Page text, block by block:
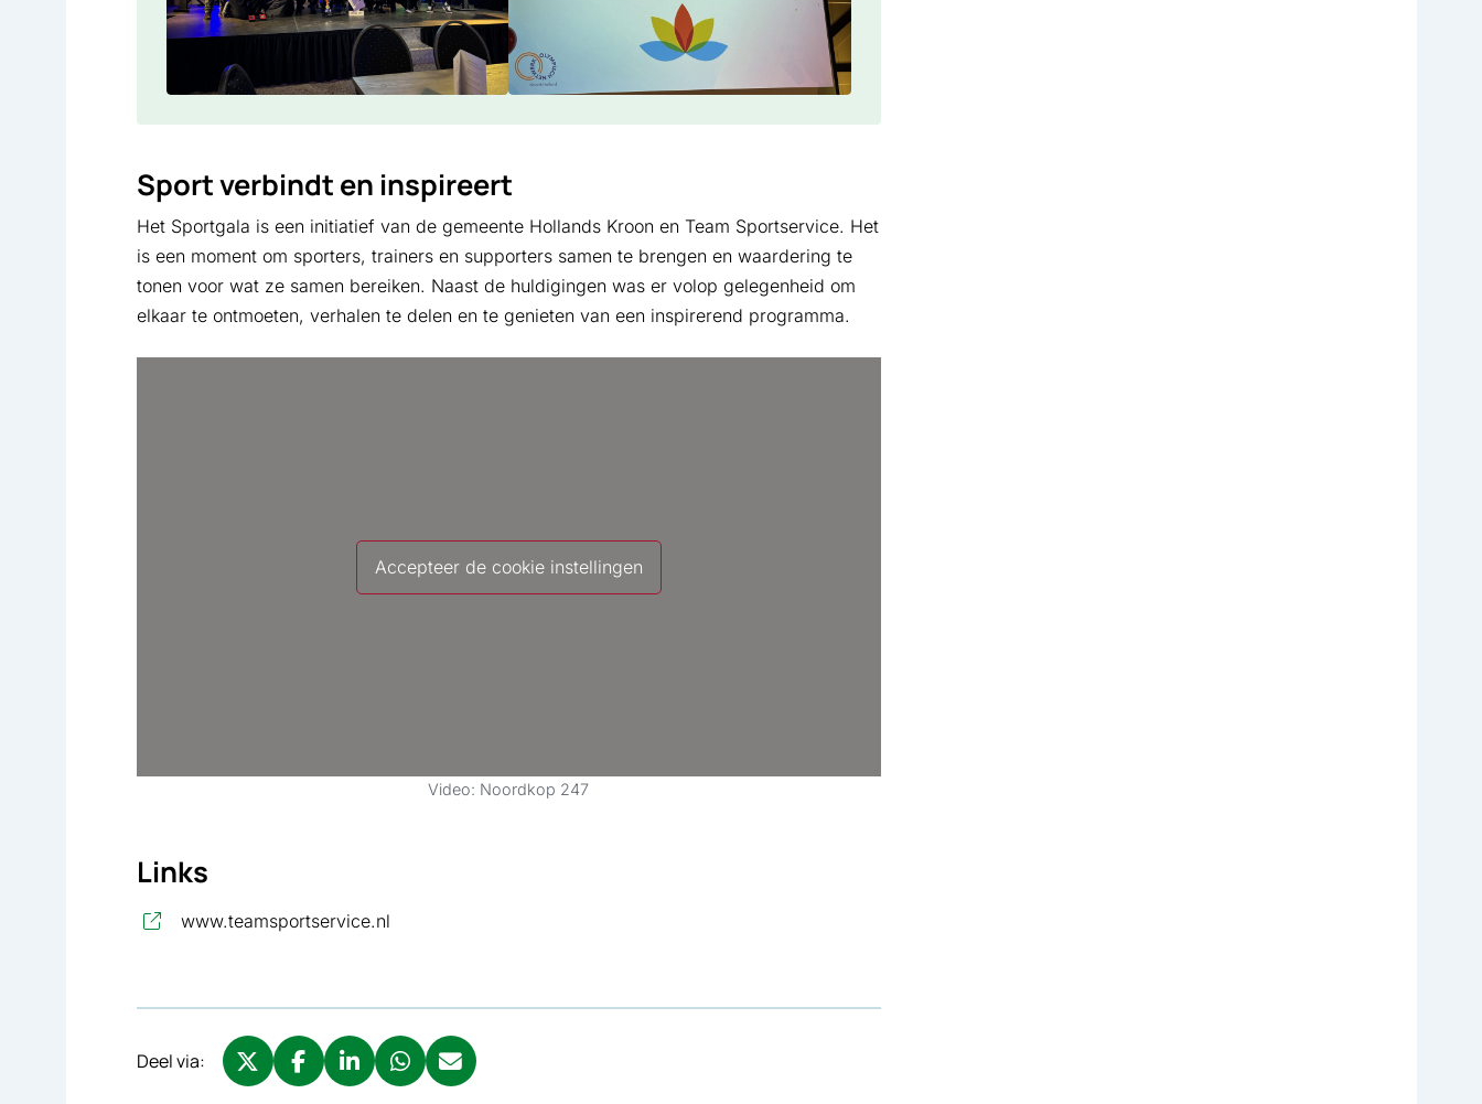
Sport verbindt en inspireert
Het Sportgala is een initiatief van de gemeente Hollands Kroon en Team Sportservice. Het
is een moment om sporters, trainers en supporters samen te brengen en waardering te
tonen voor wat ze samen bereiken. Naast de huldigingen was er volop gelegenheid om
elkaar te ontmoeten, verhalen te delen en te genieten van een inspirerend programma.
Accepteer de cookie instellingen
Video: Noordkop 247
Links
www.teamsportservice.nl, opent in nieuw tabblad
Deel via: